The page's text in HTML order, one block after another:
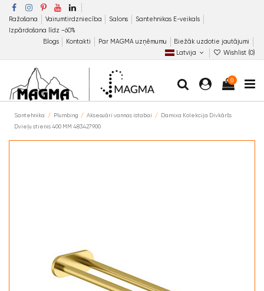
Ražošana Vairumtirdzniecība Salons
Santehnikas E-veikals
Izpārdošana līdz −60%
Blogs
Kontakti Par MAGMA uzņēmumu
Biežāk uzdotie jautājumi
Latvija
Wishlist (0)
0
Santehnika Plumbing Aksesuāri vannas istabai
Damixa Kolekcija Divkāršs
Dvieļu stienis 400 MM 483427900